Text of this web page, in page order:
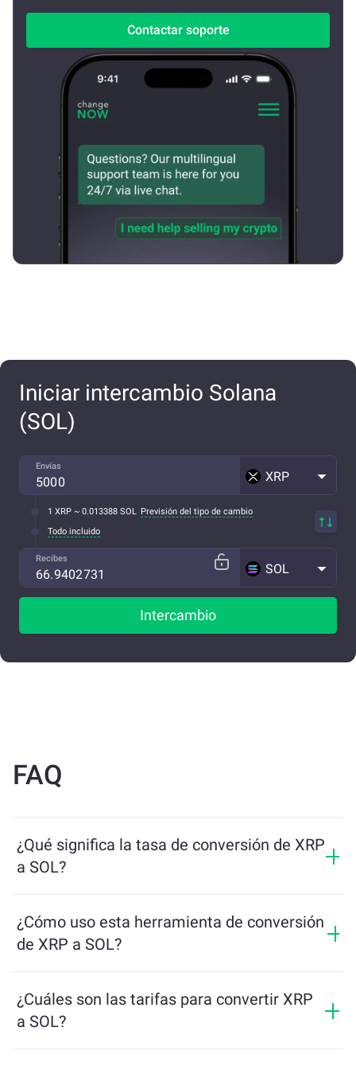
Contactar soporte
Iniciar intercambio Solana
(SOL)
Envías
XRP
1 XRP ~ 0.013388 SOL Previsión del tipo de cambio
Todo incluido
Recibes
SOL
Intercambio
FAQ
¿Qué significa la tasa de conversión de XRP
a SOL?
cambio de XRP. Esta tasa fluctúa según las
condiciones del mercado, la oferta y la demanda, y la
¿Cómo uso esta herramienta de conversión
de XRP a SOL?
intercambiar, y la herramienta calculará la cantidad
estimada de SOL que recibirás. Luego, sigue los pasos
¿Cuáles son las tarifas para convertir XRP
a SOL?